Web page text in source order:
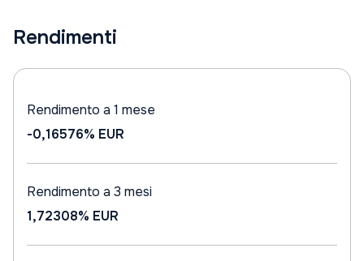
Rendimenti
Rendimento a 1 mese
-0,16576% EUR
Rendimento a 3 mesi
1,72308% EUR